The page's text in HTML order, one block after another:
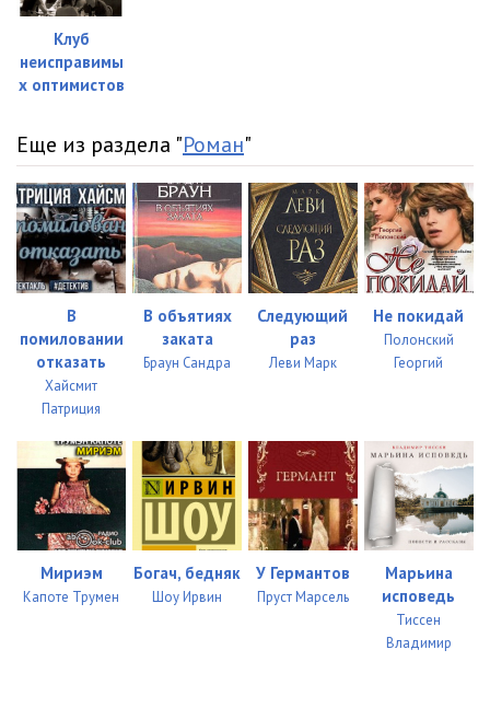
Клуб
неисправимы
х оптимистов
Еще из раздела "Роман"
В
помиловании
отказать
Хайсмит
Патриция
В объятиях
заката
Браун Сандра
Следующий
раз
Леви Марк
Не покидай
Полонский
Георгий
Мириэм
Капоте Трумен
Богач, бедняк
Шоу Ирвин
У Германтов
Пруст Марсель
Марьина
исповедь
Тиссен
Владимир